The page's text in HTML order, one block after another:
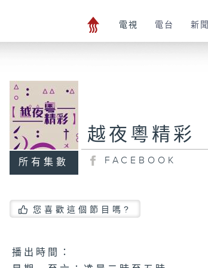
電視 電台 新聞
所有集數
越夜粵精彩
FACEBOOK
您喜歡這個節目嗎?
播 出 時 間 ：